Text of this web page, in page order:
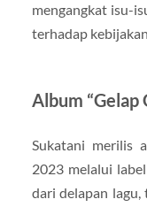
mengangkat isu-
terhadap
Album “Gelap
Sukatani merilis
2023 melalui
dari delapan lagu,